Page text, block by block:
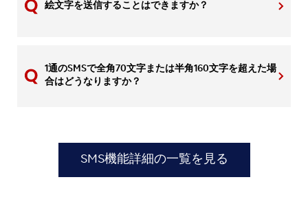
絵文字を送信することはできますか？
1通のSMSで全角70文字または半角160文字を超えた場
合はどうなりますか？
SMS機能詳細の一覧を見る